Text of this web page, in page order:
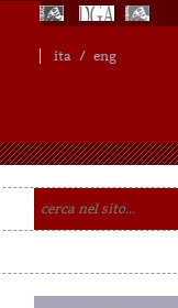
ita / eng